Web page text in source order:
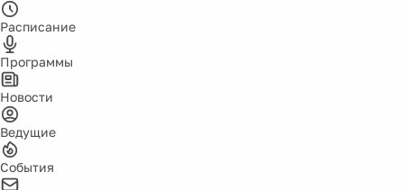
Расписание
Программы
Новости
Ведущие
События